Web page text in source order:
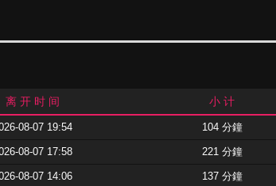
离 开 时 间 小 计
08-07 19:54 104 分鐘
08-07 17:58 221 分鐘
08-07 14:06 137 分鐘